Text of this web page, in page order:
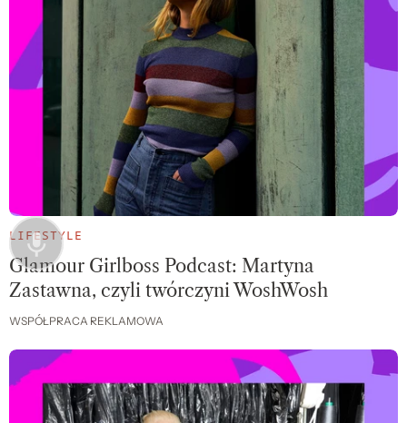
LIFESTYLE
Glamour Girlboss Podcast: Martyna
Zastawna, czyli twórczyni WoshWosh
WSPÓŁPRACA REKLAMOWA